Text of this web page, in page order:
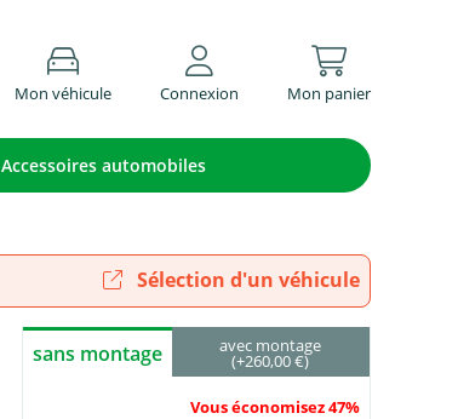
Mon véhicule Connexion Mon panier
Accessoires automobiles
Sélection d'un véhicule
sans montage avec montage
(+260,00 €)
Vous économisez 47%